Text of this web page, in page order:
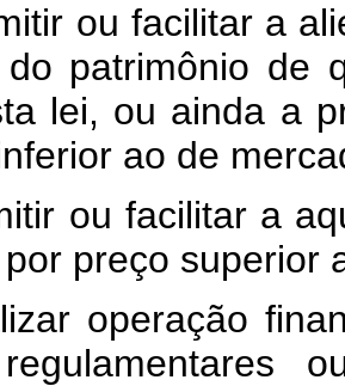
ou facilitar a
do patrimônio de
lei, ou ainda a
ao de
ou facilitar a
preço superior
operação